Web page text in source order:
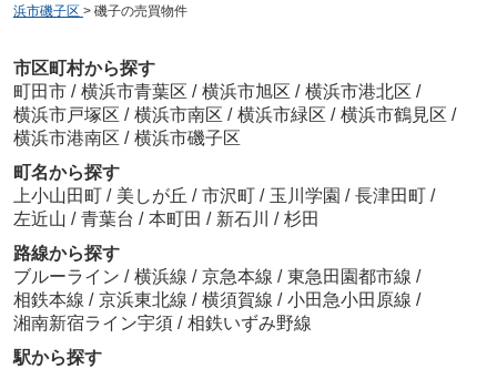
浜市磯子区 > 磯子の売買物件
市区町村から探す
町田市 / 横浜市青葉区 / 横浜市旭区 / 横浜市港北区 /
横浜市戸塚区 / 横浜市南区 / 横浜市緑区 / 横浜市鶴見区 /
横浜市港南区 / 横浜市磯子区
町名から探す
上小山田町 / 美しが丘 / 市沢町 / 玉川学園 / 長津田町 /
左近山 / 青葉台 / 本町田 / 新石川 / 杉田
路線から探す
ブルーライン / 横浜線 / 京急本線 / 東急田園都市線 /
相鉄本線 / 京浜東北線 / 横須賀線 / 小田急小田原線 /
湘南新宿ライン宇須 / 相鉄いずみ野線
駅から探す